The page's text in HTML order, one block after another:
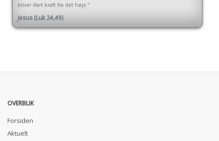
bliver iført kraft fra det høje."
Jesus (Luk 24,49)
OVERBLIK
Forsiden
Aktuelt